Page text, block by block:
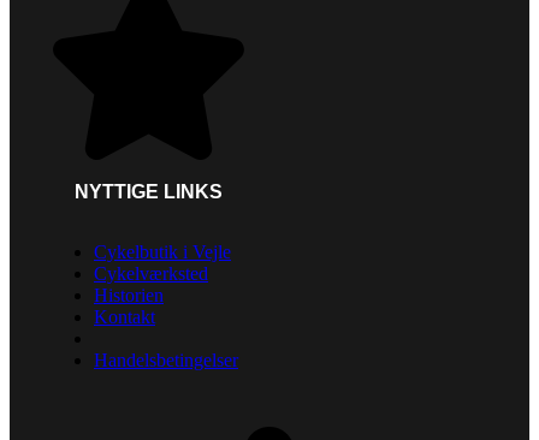
NYTTIGE LINKS
Cykelbutik i Vejle
Cykelværksted
Historien
Kontakt
Handelsbetingelser